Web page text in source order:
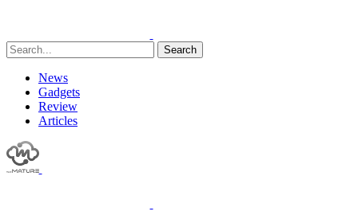
Search
News
Gadgets
Review
Articles